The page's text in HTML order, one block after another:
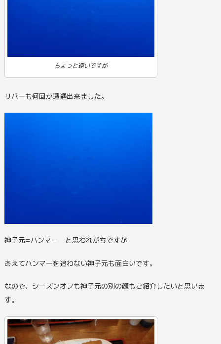
ちょっと遠いですが
リバーも何回か遭遇出来ました。
神子元=ハンマー と思われがちですが
あえてハンマーを追わない神子元も面白いです。
なので、シーズンオフも神子元の別の顔もご紹介したいと思いま
す。